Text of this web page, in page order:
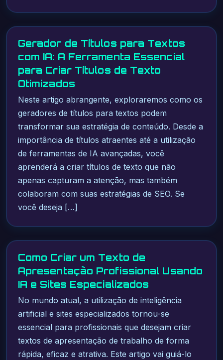
Gerador de Títulos para Textos
com IA: A Ferramenta Essencial
para Criar Títulos de Texto
Otimizados
Neste artigo abrangente, exploraremos como os
geradores de títulos para textos podem
transformar sua estratégia de conteúdo. Desde a
importância de títulos atraentes até a utilização
de ferramentas de IA avançadas, você
aprenderá a criar títulos de texto que não
apenas capturam a atenção, mas também
colaboram com suas estratégias de SEO. Se
você deseja […]
Como Criar um Texto de
Apresentação Profissional Usando
IA e Sites Especializados
No mundo atual, a utilização de inteligência
artificial e sites especializados tornou-se
essencial para profissionais que desejam criar
textos de apresentação de trabalho de forma
rápida, eficaz e atrativa. Este artigo vai guiá-lo